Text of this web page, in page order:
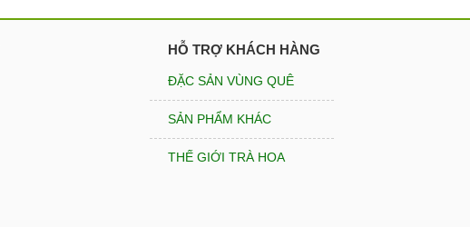
HỖ TRỢ KHÁCH HÀNG
ĐẶC SẢN VÙNG QUÊ
SẢN PHẨM KHÁC
THẾ GIỚI TRÀ HOA